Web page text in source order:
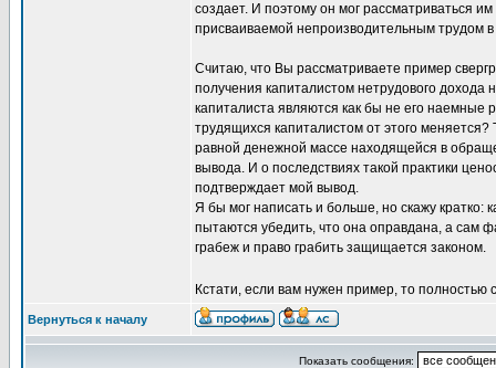
создает. И поэтому он мог рассматриваться
присваиваемой непроизводительным трудом
Считаю, что Вы рассматриваете пример
получения капиталистом нетрудового
капиталиста являются как бы не его наемные
трудящихся капиталистом от этого
равной денежной массе находящейся в
вывода. И о последствиях такой практики
подтверждает мой вывод.
Я бы мог написать и больше, но скажу кратко:
пытаются убедить, что она оправдана, а сам
грабеж и право грабить защищается законом.
Кстати, если вам нужен пример, то полностью
Вернуться к началу
Показать сообщения: